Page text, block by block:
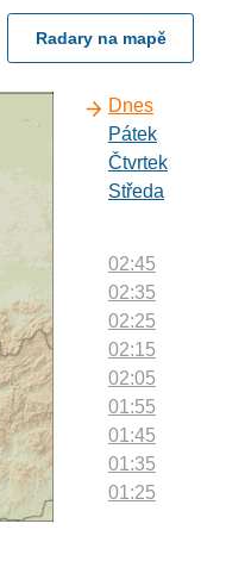
Radary na mapě
Dnes
Pátek
Čtvrtek
Středa
02:45
02:35
02:25
02:15
02:05
01:55
01:45
01:35
01:25